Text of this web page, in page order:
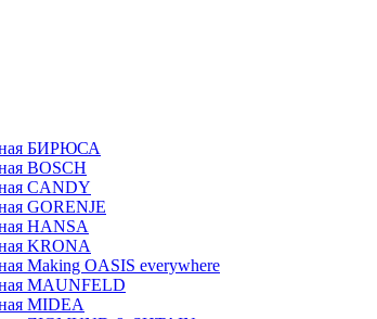
БИРЮСА
BOSCH
CANDY
GORENJE
HANSA
KRONA
Making OASIS everywhere
MAUNFELD
MIDEA